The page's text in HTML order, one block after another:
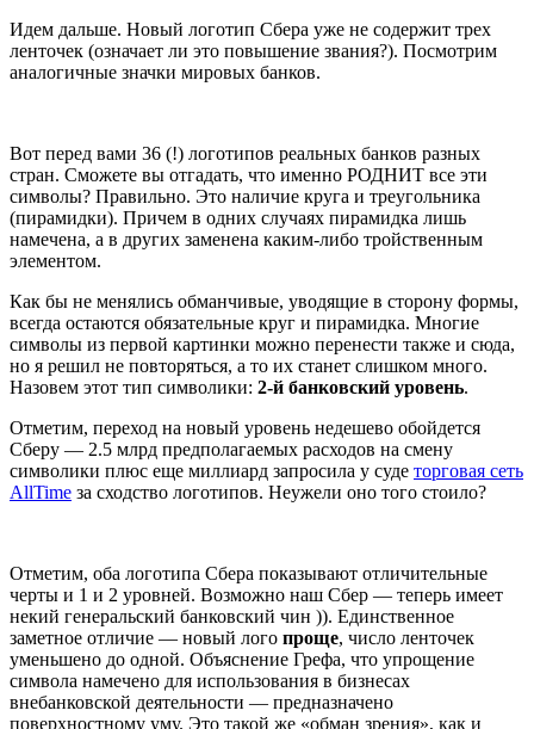
Идем дальше. Новый логотип Сбера уже не содержит трех
ленточек (означает ли это повышение звания?). Посмотрим
аналогичные значки мировых банков.
Вот перед вами 36 (!) логотипов реальных банков разных
стран. Сможете вы отгадать, что именно РОДНИТ все эти
символы? Правильно. Это наличие круга и треугольника
(пирамидки). Причем в одних случаях пирамидка лишь
намечена, а в других заменена каким-либо тройственным
элементом.
Как бы не менялись обманчивые, уводящие в сторону формы,
всегда остаются обязательные круг и пирамидка. Многие
символы из первой картинки можно перенести также и сюда,
но я решил не повторяться, а то их станет слишком много.
Назовем этот тип символики: 2-й банковский уровень.
Отметим, переход на новый уровень недешево обойдется
Сберу — 2.5 млрд предполагаемых расходов на смену
символики плюс еще миллиард запросила у суде торговая сеть
AllTime за сходство логотипов. Неужели оно того стоило?
Отметим, оба логотипа Сбера показывают отличительные
черты и 1 и 2 уровней. Возможно наш Сбер — теперь имеет
некий генеральский банковский чин )). Единственное
заметное отличие — новый лого проще, число ленточек
уменьшено до одной. Объяснение Грефа, что упрощение
символа намечено для использования в бизнесах
внебанковской деятельности — предназначено
поверхностному уму. Это такой же «обман зрения», как и